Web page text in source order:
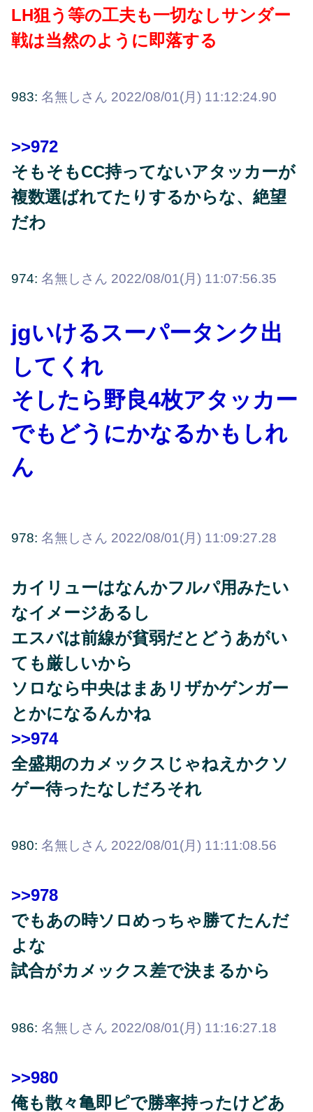
LH狙う等の工夫も一切なしサンダー
戦は当然のように即落する
983: 名無しさん 2022/08/01(月) 11:12:24.90
>>972
そもそもCC持ってないアタッカーが
複数選ばれてたりするからな、絶望
だわ
974: 名無しさん 2022/08/01(月) 11:07:56.35
jgいけるスーパータンク出
してくれ
そしたら野良4枚アタッカー
でもどうにかなるかもしれ
ん
978: 名無しさん 2022/08/01(月) 11:09:27.28
カイリューはなんかフルパ用みたい
なイメージあるし
エスバは前線が貧弱だとどうあがい
ても厳しいから
ソロなら中央はまあリザかゲンガー
とかになるんかね
>>974
全盛期のカメックスじゃねえかクソ
ゲー待ったなしだろそれ
980: 名無しさん 2022/08/01(月) 11:11:08.56
>>978
でもあの時ソロめっちゃ勝てたんだ
よな
試合がカメックス差で決まるから
986: 名無しさん 2022/08/01(月) 11:16:27.18
>>980
俺も散々亀即ピで勝率持ったけどあ